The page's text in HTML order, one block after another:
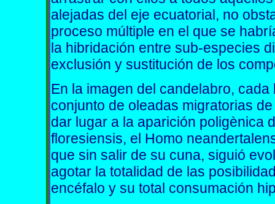
alejadas del eje ecuatorial, no
proceso múltiple en el que se
la hibridación entre sub-especies
exclusión y sustitución de los
En la imagen del candelabro,
conjunto de oleadas migratorias
dar lugar a la aparición poligènica
floresiensis, el Homo
que sin salir de su cuna, siguió
agotar la totalidad de las
encéfalo y su total consumación